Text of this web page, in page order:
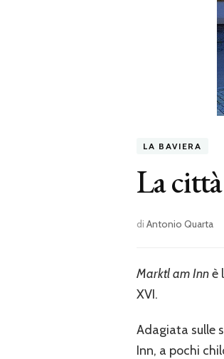
LA BAVIERA
La
di Antonio Quarta
Marktl am Innè
XVI.
Adagiata sulle
Inn, a pochi